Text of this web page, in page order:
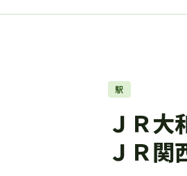
駅
ＪＲ大
ＪＲ関